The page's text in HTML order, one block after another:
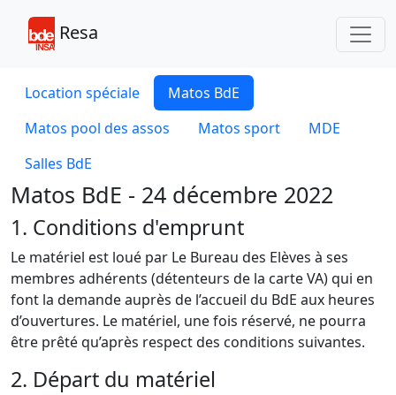
Resa
Location spéciale
Matos BdE
Matos pool des assos
Matos sport
MDE
Salles BdE
Matos BdE - 24 décembre 2022
1. Conditions d'emprunt
Le matériel est loué par Le Bureau des Elèves à ses
membres adhérents (détenteurs de la carte VA) qui en
font la demande auprès de l’accueil du BdE aux heures
d’ouvertures. Le matériel, une fois réservé, ne pourra
être prêté qu’après respect des conditions suivantes.
2. Départ du matériel